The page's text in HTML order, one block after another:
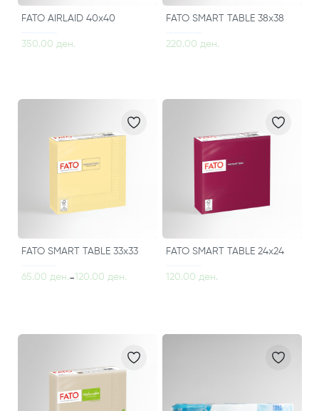
FATO AIRLAID 40x40
350.00 ден.
FATO SMART TABLE 38x38
220.00 ден.
FATO SMART TABLE 33x33
65.00 ден.-120.00 ден.
FATO SMART TABLE 24x24
120.00 ден.